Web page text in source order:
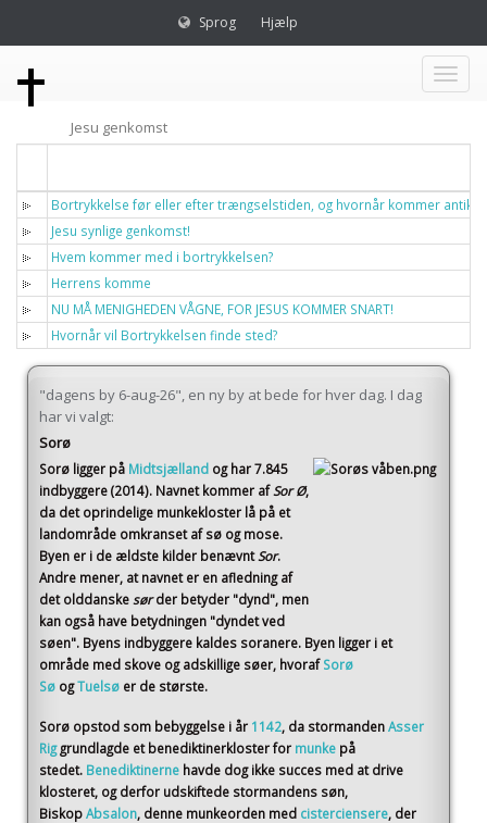
Sprog Hjælp
Toggle
Jesu genkomst
Bortrykkelse før eller efter trængselstiden, og hvornår kommer
Jesu synlige genkomst!
Hvem kommer med i bortrykkelsen?
Herrens komme
NU MÅ MENIGHEDEN VÅGNE, FOR JESUS KOMMER SNART!
Hvornår vil Bortrykkelsen finde sted?
"dagens by 6-aug-26", en ny by at bede for hver dag. I dag
har vi valgt:
Sorø
Sorø ligger på Midtsjælland og har 7.845
indbyggere (2014). Navnet kommer af Sor Ø,
da det oprindelige munkekloster lå på et
landområde omkranset af sø og mose.
Byen er i de ældste kilder benævnt Sor.
Andre mener, at navnet er en afledning af
det olddanske sør der betyder "dynd", men
kan også have betydningen "dyndet ved
søen". Byens indbyggere kaldes soranere. Byen ligger i et
område med skove og adskillige søer, hvoraf Sorø
Sø ogTuelsø er de største.
Sorø opstod som bebyggelse i år 1142, da stormandenAsser
Rig grundlagde et benediktinerkloster for munke på
stedet. Benediktinerne havde dog ikke succes med at drive
klosteret, og derfor udskiftede stormandens søn,
BiskopAbsalon, denne munkeorden med cisterciensere, der